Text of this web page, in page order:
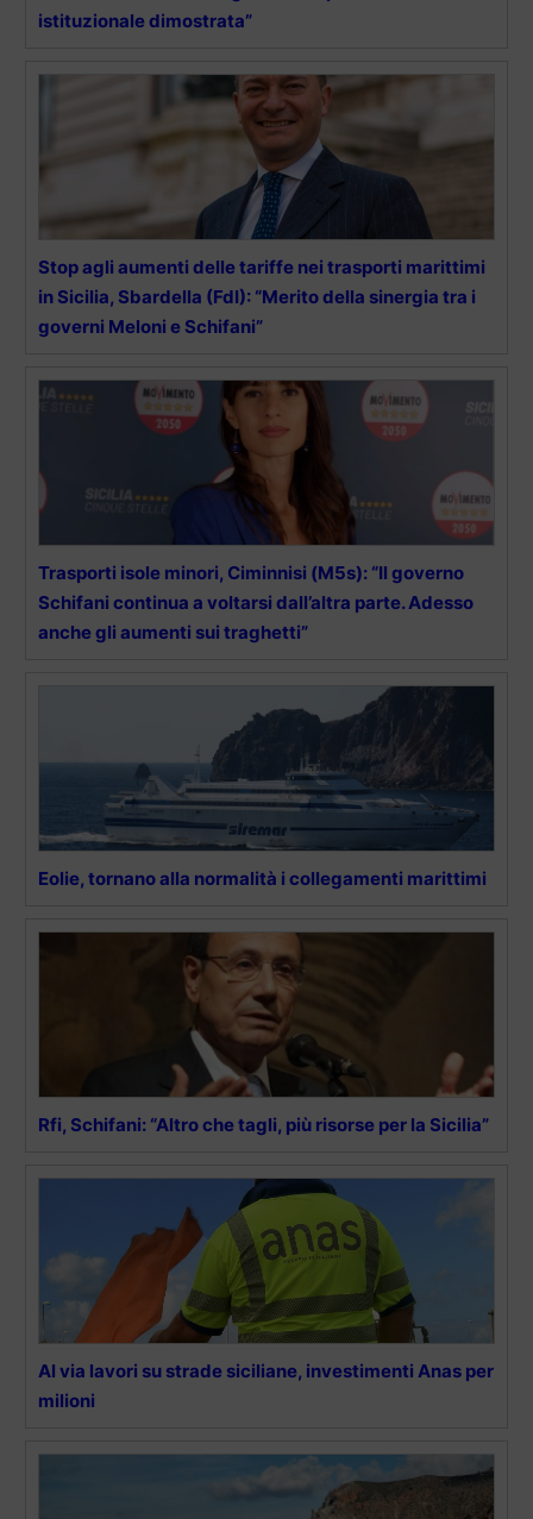
istituzionale dimostrata”
Stop agli aumenti delle tariffe nei trasporti marittimi
in Sicilia, Sbardella (FdI): “Merito della sinergia tra i
governi Meloni e Schifani”
Trasporti isole minori, Ciminnisi (M5s): “Il governo
Schifani continua a voltarsi dall’altra parte. Adesso
anche gli aumenti sui traghetti”
Eolie, tornano alla normalità i collegamenti marittimi
Rfi, Schifani: “Altro che tagli, più risorse per la Sicilia”
Al via lavori su strade siciliane, investimenti Anas per
milioni